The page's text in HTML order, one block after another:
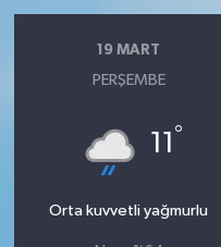
19 MART
PERŞEMBE
11 °
Orta kuvvetli yağmurlu